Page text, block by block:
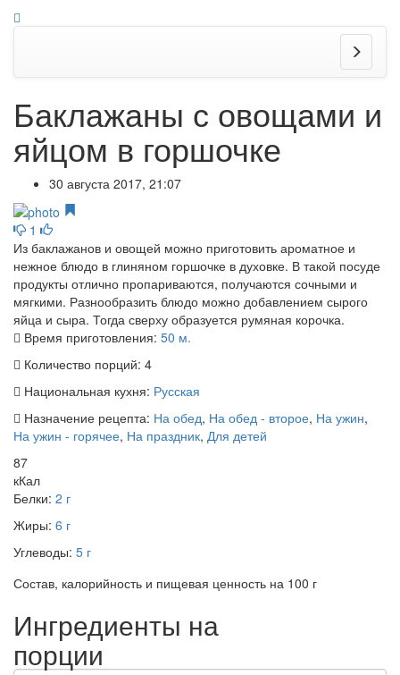
Баклажаны с овощами и
яйцом в горшочке
30 августа 2017, 21:07
1
Из баклажанов и овощей можно приготовить ароматное и
нежное блюдо в глиняном горшочке в духовке. В такой посуде
продукты отлично пропариваются, получаются сочными и
мягкими. Разнообразить блюдо можно добавлением сырого
яйца и сыра. Тогда сверху образуется румяная корочка.
Время приготовления: 50 м.
Количество порций: 4
Национальная кухня: Русская
Назначение рецепта: На обед, На обед - второе, На ужин,
На ужин - горячее, На праздник, Для детей
87
кКал
Белки: 2 г
Жиры: 6 г
Углеводы: 5 г
Состав, калорийность и пищевая ценность на 100 г
Ингредиенты на
порции